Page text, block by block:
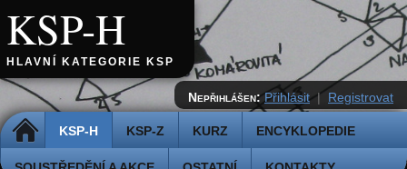
KSP-H
HLAVNÍ KATEGORIE KSP
DOMŮ KSP-H KSP-Z KURZ ENCYKLOPEDIE
Nepřihlášen: Přihlásit | Registrovat